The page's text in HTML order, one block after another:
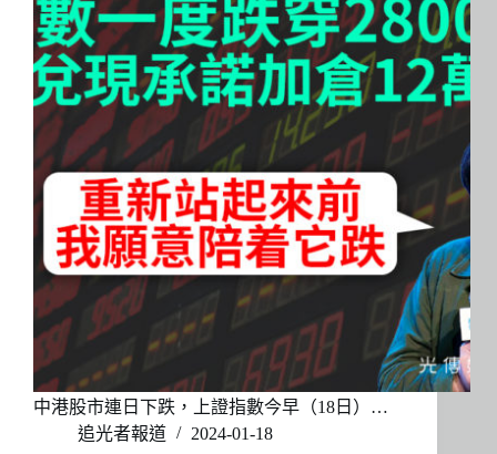
中港股市連日下跌，上證指數今早（18日）…
追光者報道
2024-01-18